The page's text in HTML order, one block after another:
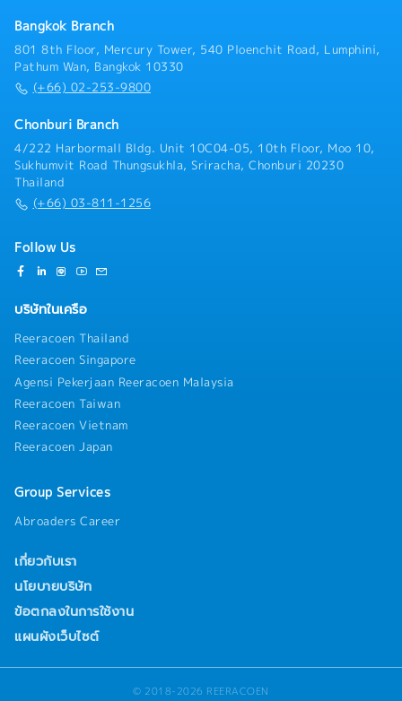
effectively communicate them to subordinates.-
Analyze customer behavior and needs, as well as
competitors, to advise the marketing team.
Bangkok Branch
801 8th Floor, Mercury Tower, 540 Ploenchit Road, Lumphini,
Pathum Wan, Bangkok 10330
(+66) 02-253-9800
Chonburi Branch
4/222 Harbormall Bldg. Unit 10C04-05, 10th Floor, Moo 10,
Sukhumvit Road Thungsukhla, Sriracha, Chonburi 20230
Thailand
(+66) 03-811-1256
Follow Us
บริษัทในเครือ
Reeracoen Thailand
Reeracoen Singapore
Agensi Pekerjaan Reeracoen Malaysia
Reeracoen Taiwan
Reeracoen Vietnam
Reeracoen Japan
Group Services
Abroaders Career
เกี่ยวกับเรา
นโยบายบริษัท
ข้อตกลงในการใช้งาน
แผนผังเว็บไซต์
© 2018-2026 REERACOEN